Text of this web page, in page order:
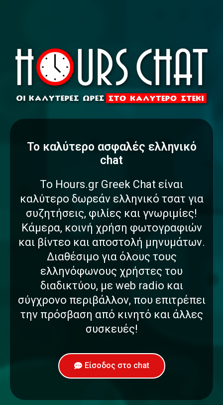
To καλύτερο ασφαλές ελληνικό
chat
Το Hours.gr Greek Chat είναι
καλύτερο δωρεάν ελληνικό τσατ για
συζητήσεις, φιλίες και γνωριμίες!
Κάμερα, κοινή χρήση φωτογραφιών
και βίντεο και αποστολή μηνυμάτων.
Διαθέσιμο για όλους τους
ελληνόφωνους χρήστες του
διαδικτύου, με web radio και
σύγχρονο περιβάλλον, που επιτρέπει
την πρόσβαση από κινητό και άλλες
συσκευές!
Είσοδος στο chat